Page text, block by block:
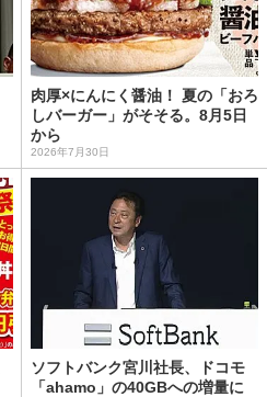
肉厚×にんにく醤油！ 夏の「おろ
しバーガー」がそそる。8月5日
から
2026年7月30日
ソフトバンク宮川社長、ドコモ
「ahamo」の40GBへの増量に